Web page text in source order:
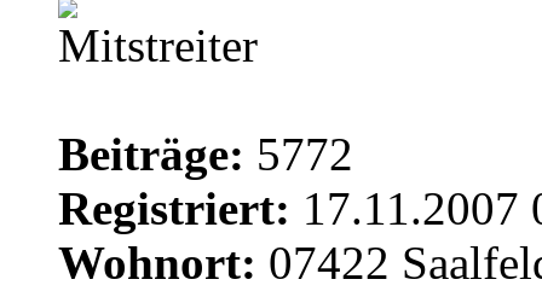
Beiträge: 5772
Registriert: 17.11.2007
Wohnort: 07422